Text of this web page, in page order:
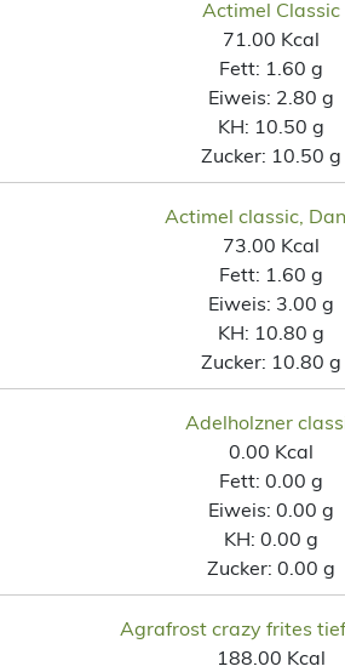
Actimel Classic
71.00 Kcal
Fett: 1.60 g
Eiweis: 2.80 g
KH: 10.50 g
Zucker: 10.50 g
Actimel classic,
73.00 Kcal
Fett: 1.60 g
Eiweis: 3.00 g
KH: 10.80 g
Zucker: 10.80 g
Adelholzner
0.00 Kcal
Fett: 0.00 g
Eiweis: 0.00 g
KH: 0.00 g
Zucker: 0.00 g
Agrafrost crazy frites
188.00 Kcal